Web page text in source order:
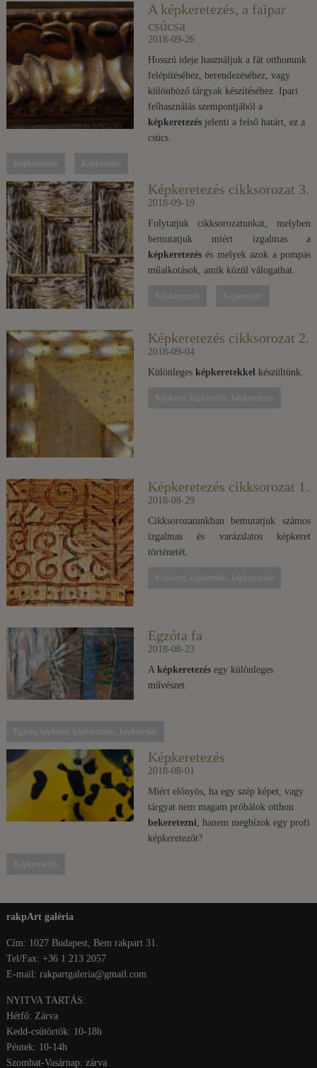
A képkeretezés, a faipar
csúcsa
2018-09-26
Hosszú ideje használjuk a fát otthonunk
felépítéséhez, berendezéséhez, vagy
különböző tárgyak készítéséhez. Ipari
felhasználás szempontjából a
képkeretezésjelenti a felső határt, ez a
csúcs.
Képkeretezés Képkeretléc
Képkeretezés cikksorozat 3.
2018-09-19
Folytatjuk cikksorozatunkat, melyben
bemutatjuk miért izgalmas a
képkeretezésés melyek azok a pompás
műalkotások, amik közül válogathat.
Képkeretezés Képkeretléc
Képkeretezés cikksorozat 2.
2018-09-04
Különleges képkeretekkel készültünk.
Képkeret, képkeretléc, képkeretezés
Képkeretezés cikksorozat 1.
2018-08-29
Cikksorozatunkban bemutatjuk számos
izgalmas és varázslatos képkeret
történetét.
Képkeret, képkeretléc, képkeretezés
Egzóta fa
2018-08-23
A képkeretezésegy különleges
művészet.
Egzóta, képkeret, képkeretezés, képkeretléc
Képkeretezés
2018-08-01
Miért előnyös, ha egy szép képet, vagy
tárgyat nem magam próbálok otthon
bekeretezni , hanem megbízok egy profi
képkeretezőt?
Képkeretezés
rakpArt galéria
Cím: 1027 Budapest, Bem rakpart 31.
Tel/Fax: +36 1 213 2057
E-mail: rakpartgaleria@gmail.com
NYITVA TARTÁS:
Hétfő: Zárva
Kedd-csütörtök: 10-18h
Péntek: 10-14h
Szombat-Vasárnap: zárva